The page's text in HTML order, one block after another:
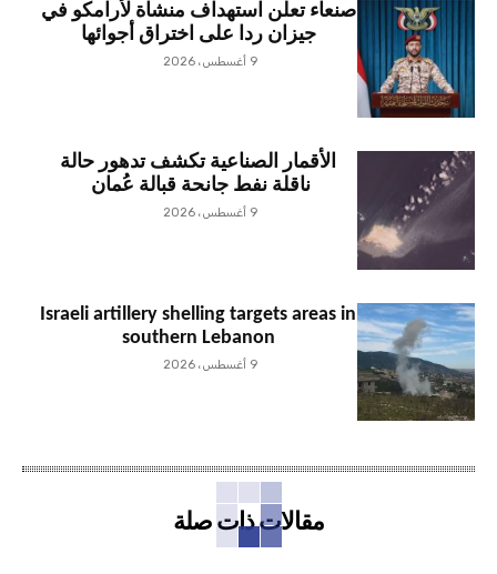
صنعاء تعلن استهداف منشاة لأرامكو في
جيزان ردا على اختراق أجوائها
9 أغسطس، 2026
الأقمار الصناعية تكشف تدهور حالة
ناقلة نفط جانحة قبالة عُمان
9 أغسطس، 2026
Israeli artillery shelling targets areas in
southern Lebanon
9 أغسطس، 2026
مقالات ذات صلة